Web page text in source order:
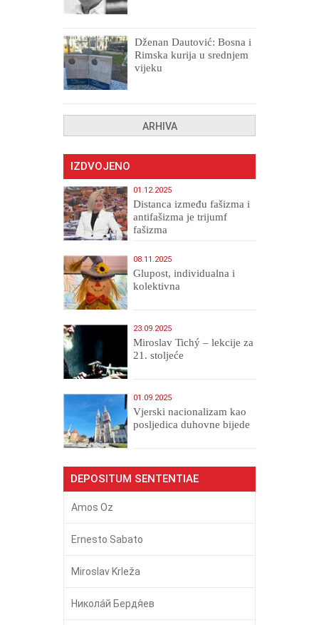
Dženan Dautović: Bosna i
Rimska kurija u srednjem
vijeku
ARHIVA
IZDVOJENO
01.12.2025
Distanca između fašizma i
antifašizma je trijumf
fašizma
08.11.2025
Glupost, individualna i
kolektivna
23.09.2025
Miroslav Tichý – lekcije za
21. stoljeće
01.09.2025
​Vjerski nacionalizam kao
posljedica duhovne bijede
DEPOSITUM SENTENTIAE
Amos Oz
Ernesto Sabato
Miroslav Krleža
Никола́й Бердя́ев